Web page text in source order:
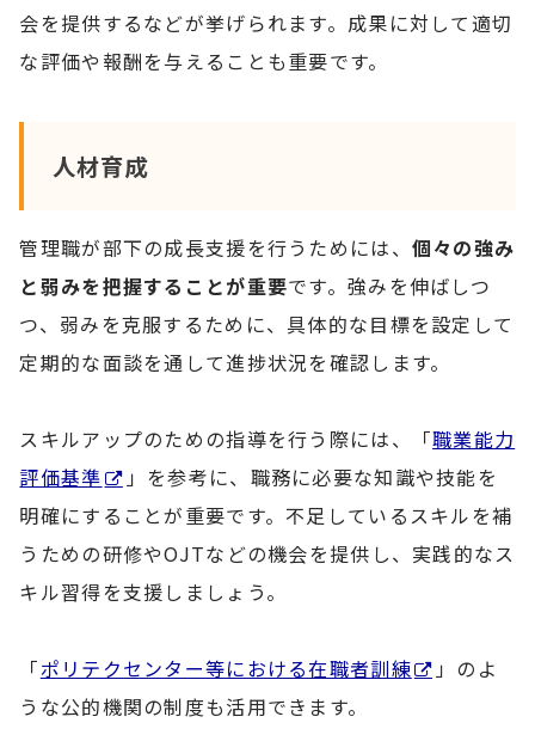
会を提供するなどが挙げられます。成果に対して適切
な評価や報酬を与えることも重要です。
人材育成
管理職が部下の成長支援を行うためには、 個々の強み
と弱みを把握することが重要です。強みを伸ばしつ
つ、弱みを克服するために、具体的な目標を設定して
定期的な面談を通して進捗状況を確認します。
スキルアップのための指導を行う際には、「職業能力
評価基準
」を参考に、職務に必要な知識や技能を
明確にすることが重要です。不足しているスキルを補
うための研修やOJTなどの機会を提供し、実践的なス
キル習得を支援しましょう。
「ポリテクセンター等における在職者訓練
」のよ
うな公的機関の制度も活用できます。